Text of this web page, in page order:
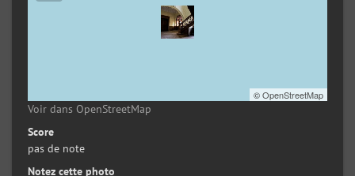
©OpenStreetMap
Voir dans OpenStreetMap
Score
pas de note
Notez cette photo